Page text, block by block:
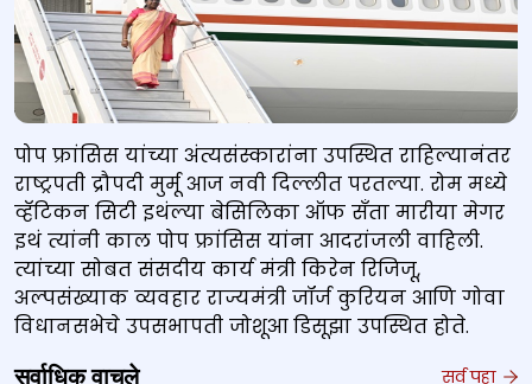
पोप फ्रांसिस यांच्या अंत्यसंस्कारांना उपस्थित राहिल्यानंतर
राष्ट्रपती द्रौपदी मुर्मू आज नवी दिल्लीत परतल्या. रोम मध्ये
व्हॅटिकन सिटी इथंल्या बेसिलिका ऑफ सँता मारीया मेगर
इथं त्यांनी काल पोप फ्रांसिस यांना आदरांजली वाहिली.
त्यांच्या सोबत संसदीय कार्य मंत्री किरेन रिजिजू,
अल्पसंख्याक व्यवहार राज्यमंत्री जॉर्ज कुरियन आणि गोवा
विधानसभेचे उपसभापती जोशूआ डिसूझा उपस्थित होते.
सर्वाधिक वाचले सर्व पहा